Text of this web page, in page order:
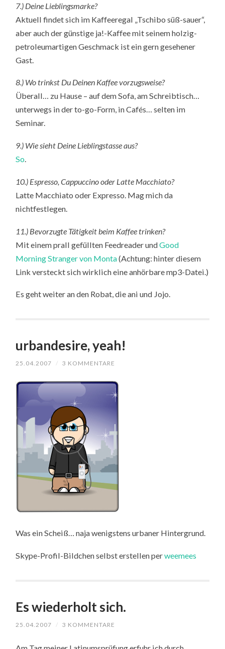
7.) Deine Lieblingsmarke?
Aktuell findet sich im Kaffeeregal „Tschibo süß-sauer“,
aber auch der günstige ja!-Kaffee mit seinem holzig-
petroleumartigen Geschmack ist ein gern gesehener
Gast.
8.) Wo trinkst Du Deinen Kaffee vorzugsweise?
Überall… zu Hause – auf dem Sofa, am Schreibtisch…
unterwegs in der to-go-Form, in Cafés… selten im
Seminar.
9.) Wie sieht Deine Lieblingstasse aus?
So.
10.) Espresso, Cappuccino oder Latte Macchiato?
Latte Macchiato oder Expresso. Mag mich da
nichtfestlegen.
11.) Bevorzugte Tätigkeit beim Kaffee trinken?
Mit einem prall gefüllten Feedreader undGood
Morning Stranger von Monta(Achtung: hinter diesem
Link versteckt sich wirklich eine anhörbare mp3-Datei.)
Es geht weiter an den Robat, die ani und Jojo.
urbandesire, yeah!
25.04.2007 / 3 KOMMENTARE
Was ein Scheiß… naja wenigstens urbaner Hintergrund.
Skype-Profil-Bildchen selbst erstellen perweemees
Es wiederholt sich.
25.04.2007 / 3 KOMMENTARE